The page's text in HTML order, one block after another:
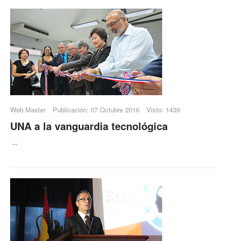
Web Master Publicación: 07 Octubre 2016 Visto: 1439
UNA a la vanguardia tecnológica
...